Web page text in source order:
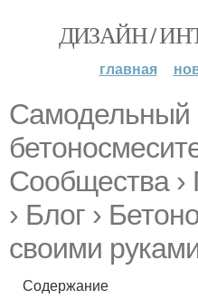
ДИЗАЙН /
главная
Самодельный
Сообщества
› Блог ›
своими
Содержание